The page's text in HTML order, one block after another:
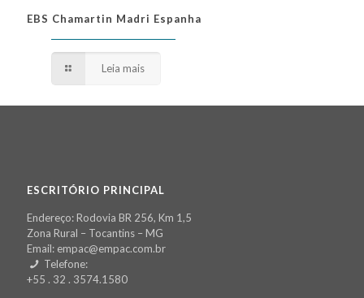
EBS Chamartin Madri Espanha
EBS Chamartin Madri Espanha
Leia mais
ESCRITÓRIO PRINCIPAL
Endereço: Rodovia BR 256, Km 1,5
Zona Rural – Tocantins – MG
Email: empac@empac.com.br
Telefone:
+55 . 32 . 3574.1580